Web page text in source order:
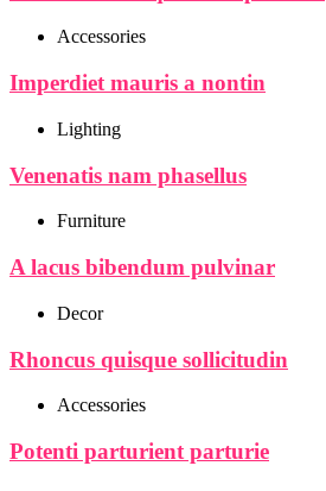
Accessories
Imperdiet mauris a nontin
Lighting
Venenatis nam phasellus
Furniture
A lacus bibendum pulvinar
Decor
Rhoncus quisque sollicitudin
Accessories
Potenti parturient parturie